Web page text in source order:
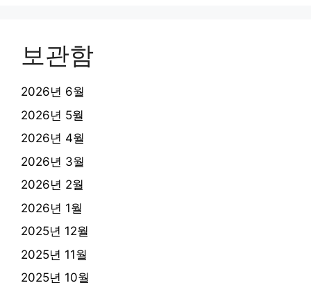
보관함
2026년 6월
2026년 5월
2026년 4월
2026년 3월
2026년 2월
2026년 1월
2025년 12월
2025년 11월
2025년 10월